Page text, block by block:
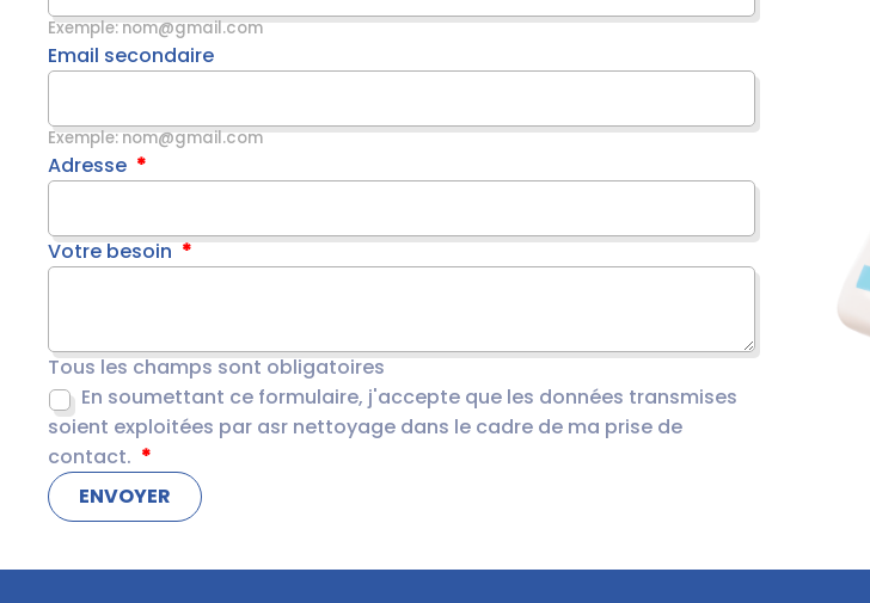
Exemple: nom@gmail.com
Email secondaire
Exemple: nom@gmail.com
Adresse
Votre besoin
Tous les champs sont obligatoires
En soumettant ce formulaire, j'accepte que les données transmises
soient exploitées par asr nettoyage dans le cadre de ma prise de
contact.